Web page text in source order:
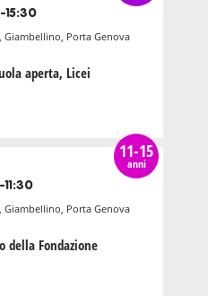
15:30
Giambellino, Porta Genova
aperta, Licei
11-15
anni
Giambellino, Porta Genova
della Fondazione